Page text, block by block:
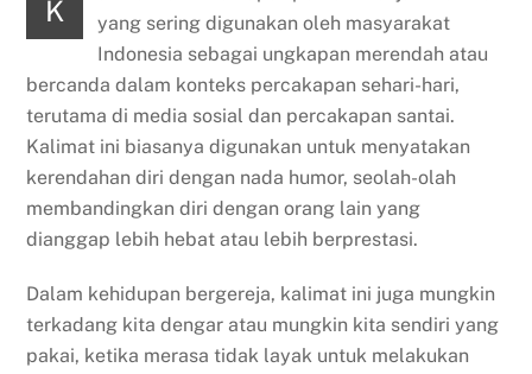
K
yang sering digunakan oleh masyarakat
Indonesia sebagai ungkapan merendah atau
bercanda dalam konteks percakapan sehari-hari,
terutama di media sosial dan percakapan santai.
Kalimat ini biasanya digunakan untuk menyatakan
kerendahan diri dengan nada humor, seolah-olah
membandingkan diri dengan orang lain yang
dianggap lebih hebat atau lebih berprestasi.
Dalam kehidupan bergereja, kalimat ini juga mungkin
terkadang kita dengar atau mungkin kita sendiri yang
pakai, ketika merasa tidak layak untuk melakukan